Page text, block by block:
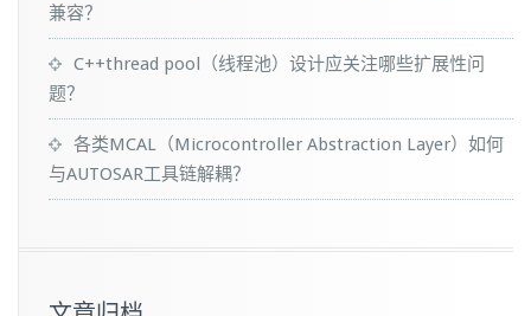
兼容？
C++thread pool（线程池）设计应关注哪些扩展性问
题？
各类MCAL（Microcontroller Abstraction Layer）如何
与AUTOSAR工具链解耦？